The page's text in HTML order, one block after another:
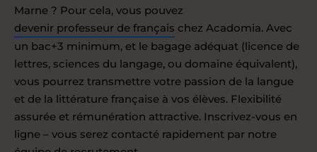
Marne ? Pour cela, vous pouvez
devenir professeur de français chez Acadomia. Avec
un bac+3 minimum, et le bagage adéquat (licence de
lettres, sciences du langage, ou domaine équivalent),
vous pourrez transmettre votre passion de la langue
et de la littérature française à vos élèves. Flexibilité
assurée et rémunération attractive. Inscrivez-vous en
ligne – vous serez contacté rapidement par notre